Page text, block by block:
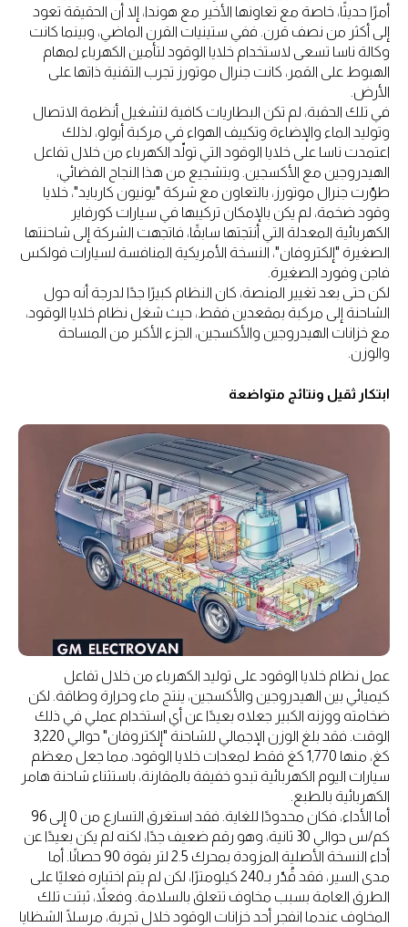
أمرًا حديثًا، خاصة مع تعاونها الأخير مع هوندا، إلا أن الحقيقة تعود
إلى أكثر من نصف قرن. ففي ستينيات القرن الماضي، وبينما كانت
وكالة ناسا تسعى لاستخدام خلايا الوقود لتأمين الكهرباء لمهام
الهبوط على القمر، كانت جنرال موتورز تجرب التقنية ذاتها على
الأرض.
في تلك الحقبة، لم تكن البطاريات كافية لتشغيل أنظمة الاتصال
وتوليد الماء والإضاءة وتكييف الهواء في مركبة أبولو، لذلك
اعتمدت ناسا على خلايا الوقود التي تولّد الكهرباء من خلال تفاعل
الهيدروجين مع الأكسجين. وبتشجيع من هذا النجاح الفضائي،
طوّرت جنرال موتورز، بالتعاون مع شركة "يونيون كاربايد"، خلايا
وقود ضخمة، لم يكن بالإمكان تركيبها في سيارات كورفاير
الكهربائية المعدلة التي أنتجتها سابقًا، فاتجهت الشركة إلى شاحنتها
الصغيرة "إلكتروفان"، النسخة الأمريكية المنافسة لسيارات فولكس
فاجن وفورد الصغيرة.
لكن حتى بعد تغيير المنصة، كان النظام كبيرًا جدًا لدرجة أنه حول
الشاحنة إلى مركبة بمقعدين فقط، حيث شغل نظام خلايا الوقود،
مع خزانات الهيدروجين والأكسجين، الجزء الأكبر من المساحة
والوزن.
ابتكار ثقيل ونتائج متواضعة
عمل نظام خلايا الوقود على توليد الكهرباء من خلال تفاعل
كيميائي بين الهيدروجين والأكسجين، ينتج ماء وحرارة وطاقة. لكن
ضخامته ووزنه الكبير جعلاه بعيدًا عن أي استخدام عملي في ذلك
الوقت. فقد بلغ الوزن الإجمالي للشاحنة "إلكتروفان" حوالي 3,220
كغ، منها 1,770 كغ فقط لمعدات خلايا الوقود، مما جعل معظم
سيارات اليوم الكهربائية تبدو خفيفة بالمقارنة، باستثناء شاحنة هامر
الكهربائية بالطبع.
أما الأداء، فكان محدودًا للغاية. فقد استغرق التسارع من 0 إلى 96
كم/س حوالي 30 ثانية، وهو رقم ضعيف جدًا، لكنه لم يكن بعيدًا عن
أداء النسخة الأصلية المزودة بمحرك 2.5 لتر بقوة 90 حصانًا. أما
مدى السير، فقد قُدّر بـ240 كيلومترًا، لكن لم يتم اختباره فعليًا على
الطرق العامة بسبب مخاوف تتعلق بالسلامة. وفعلاً، ثبتت تلك
المخاوف عندما انفجر أحد خزانات الوقود خلال تجربة، مرسلًا الشظايا